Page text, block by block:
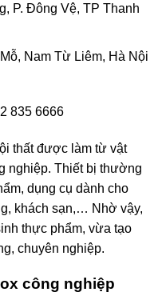
P. Đông Vệ, TP Thanh
Nam Từ Liêm, Hà Nội
835 6666
thất được làm từ vật
nghiệp. Thiết bị thường
dụng cụ dành cho
khách sạn,… Nhờ vậy,
thực phẩm, vừa tạo
chuyên nghiệp.
công nghiệp